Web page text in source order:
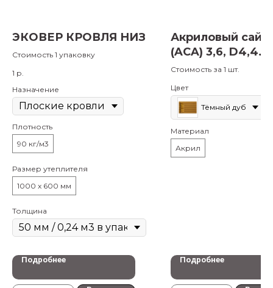
ЭКОВЕР КРОВЛЯ НИЗ
Стоимость 1 упаковку
1 р.
Назначение
Плотность
90 кг/м3
Размер утеплителя
1000 x 600 мм
Толщина
Подробнее
Акриловый
(AСA) 3,6, D4,4
(Корабельная
Стоимость за 1 шт.
Цвет
Тёмный дуб
Материал
Акрил
Подробнее